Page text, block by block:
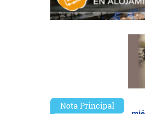
Nota Principal